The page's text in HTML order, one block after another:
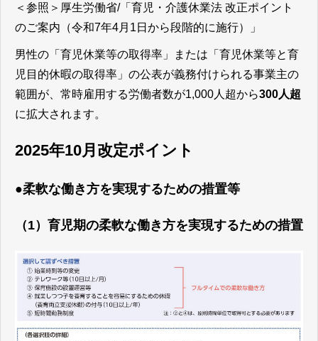
＜参照＞ 厚生労働省/「育児・介護休業法 改正ポイント
のご案内（令和7年4月1日から段階的に施行）」
男性の「育児休業等の取得率」または「育児休業等と育
児目的休暇の取得率」の公表が義務付けられる事業主の
範囲が、常時雇用する労働者数が1,000人超から300人超
に拡大されます。
2025年10月改定ポイント
●柔軟な働き方を実現するための措置等
（1）育児期の柔軟な働き方を実現するための措置